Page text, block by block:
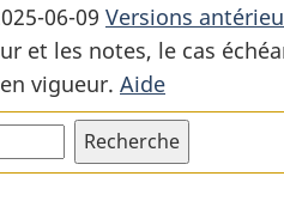
complet
:
sur
le
06-09 Versions
et les notes, le cas
vigueur. Aide